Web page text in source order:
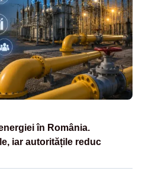
în România.
iar autoritățile reduc